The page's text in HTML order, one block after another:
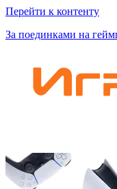
Перейти к контенту
За поединками на